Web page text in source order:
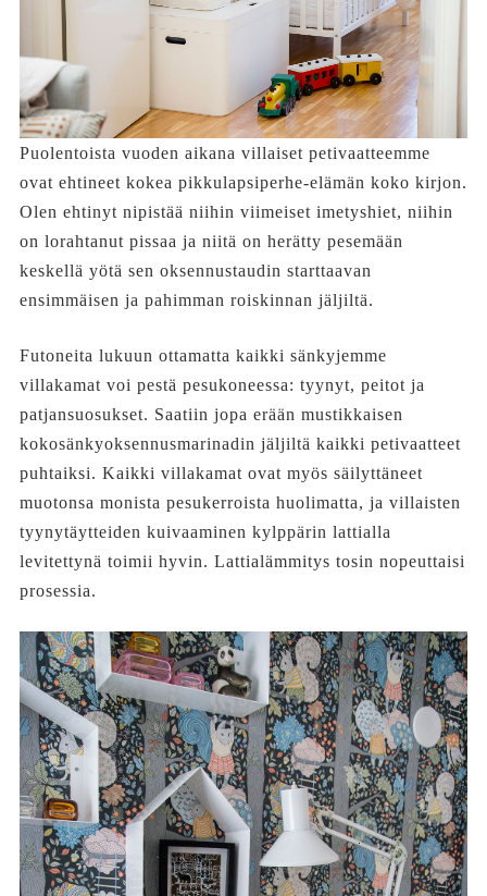
Puolentoista vuoden aikana villaiset petivaatteemme
ovat ehtineet kokea pikkulapsiperhe-elämän koko kirjon.
Olen ehtinyt nipistää niihin viimeiset imetyshiet, niihin
on lorahtanut pissaa ja niitä on herätty pesemään
keskellä yötä sen oksennustaudin starttaavan
ensimmäisen ja pahimman roiskinnan jäljiltä.
Futoneita lukuun ottamatta kaikki sänkyjemme
villakamat voi pestä pesukoneessa: tyynyt, peitot ja
patjansuosukset. Saatiin jopa erään mustikkaisen
kokosänkyoksennusmarinadin jäljiltä kaikki petivaatteet
puhtaiksi. Kaikki villakamat ovat myös säilyttäneet
muotonsa monista pesukerroista huolimatta, ja villaisten
tyynytäytteiden kuivaaminen kylppärin lattialla
levitettynä toimii hyvin. Lattialämmitys tosin nopeuttaisi
prosessia.